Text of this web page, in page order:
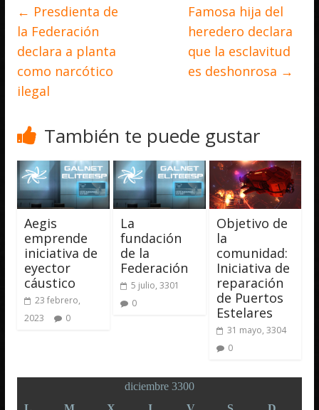
← Presdienta de
la Federación
declara a planta
como narcótico
ilegal
Famosa hija del
heredero declara
que la esclavitud
es deshonrosa →
También te puede gustar
Aegis
emprende
iniciativa de
eyector
cáustico
23 febrero,
2023
0
La
fundación
de la
Federación
5 julio, 3301
0
Objetivo de
la
comunidad:
Iniciativa de
reparación
de Puertos
Estelares
31 mayo, 3304
0
diciembre 3300